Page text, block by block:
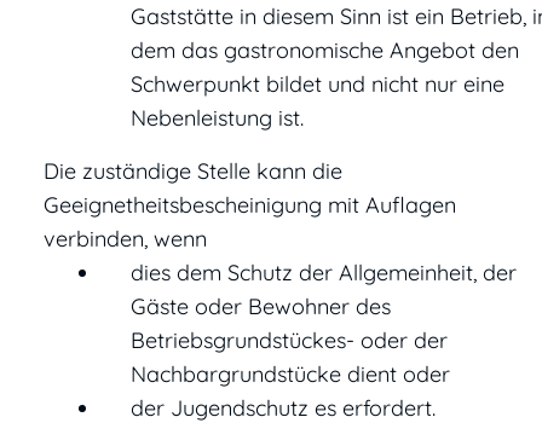
Gaststätte in diesem Sinn ist ein Betrieb,
dem das gastronomische Angebot den
Schwerpunkt bildet und nicht nur eine
Nebenleistung ist.
Die zuständige Stelle kann die
Geeignetheitsbescheinigung mit Auflagen
verbinden, wenn
dies dem Schutz der Allgemeinheit, der
Gäste oder Bewohner des
Betriebsgrundstückes- oder der
Nachbargrundstücke dient oder
der Jugendschutz es erfordert.